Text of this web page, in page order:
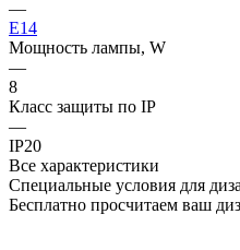
—
E14
Мощность лампы, W
—
8
Класс защиты по IP
—
IP20
Все характеристики
Специальные условия для
Бесплатно просчитаем ваш